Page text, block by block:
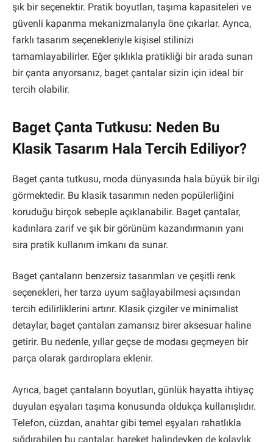
şık bir seçenektir. Pratik boyutları, taşıma kapasiteleri ve
güvenli kapanma mekanizmalarıyla öne çıkarlar. Ayrıca,
farklı tasarım seçenekleriyle kişisel stilinizi
tamamlayabilirler. Eğer şıklıkla pratikliği bir arada sunan
bir çanta arıyorsanız, baget çantalar sizin için ideal bir
tercih olabilir.
Baget Çanta Tutkusu: Neden Bu
Klasik Tasarım Hala Tercih Ediliyor?
Baget çanta tutkusu, moda dünyasında hala büyük bir ilgi
görmektedir. Bu klasik tasarımın neden popülerliğini
koruduğu birçok sebeple açıklanabilir. Baget çantalar,
kadınlara zarif ve şık bir görünüm kazandırmanın yanı
sıra pratik kullanım imkanı da sunar.
Baget çantaların benzersiz tasarımları ve çeşitli renk
seçenekleri, her tarza uyum sağlayabilmesi açısından
tercih edilirliklerini artırır. Klasik çizgiler ve minimalist
detaylar, baget çantaları zamansız birer aksesuar haline
getirir. Bu nedenle, yıllar geçse de modası geçmeyen bir
parça olarak gardıroplara eklenir.
Ayrıca, baget çantaların boyutları, günlük hayatta ihtiyaç
duyulan eşyaları taşıma konusunda oldukça kullanışlıdır.
Telefon, cüzdan, anahtar gibi temel eşyaları rahatlıkla
sığdırabilen bu çantalar, hareket halindeyken de kolaylık